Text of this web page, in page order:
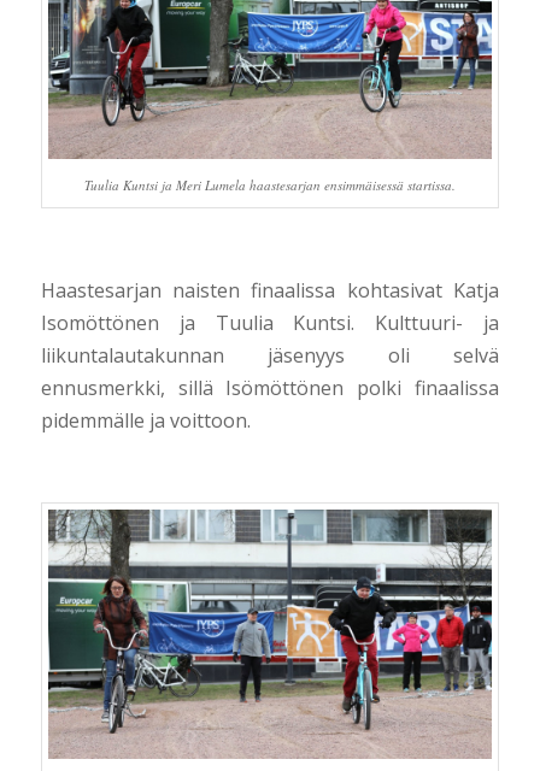
Tuulia Kuntsi ja Meri Lumela haastesarjan ensimmäisessä startissa.
Haastesarjan naisten finaalissa kohtasivat Katja
Isomöttönen ja Tuulia Kuntsi. Kulttuuri- ja
liikuntalautakunnan jäsenyys oli selvä
ennusmerkki, sillä Isömöttönen polki finaalissa
pidemmälle ja voittoon.